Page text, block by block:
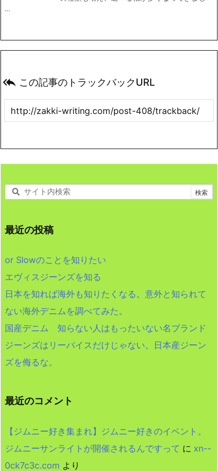
...
 この記事のトラックバックURL
最近の投稿
or Slowのことを知りたい
エヴィスジーンズを知る
日本を知れば海外も知りたくなる。意外と知られて
ない海外デニムを調べてみた。
国産デニム 知らない人はもったいない名ブランド
ジーンズはリーバイスだけじゃない。日本産ジーン
ズを侮るな。
最近のコメント
【ジムニー好き集まれ】ジムニー好きのイベント。
ジムニーサンライトが開催されるんですって に xn--
0ck7c3c.com より